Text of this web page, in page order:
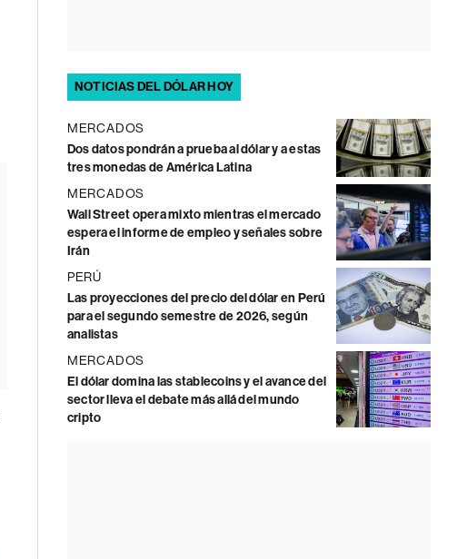
NOTICIAS DEL DÓLAR HOY
MERCADOS
Dos datos pondrán a prueba al dólar y a estas
tres monedas de América Latina
MERCADOS
Wall Street opera mixto mientras el mercado
espera el informe de empleo y señales sobre
Irán
PERÚ
Las proyecciones del precio del dólar en Perú
para el segundo semestre de 2026, según
analistas
MERCADOS
El dólar domina las stablecoins y el avance del
sector lleva el debate más allá del mundo
cripto